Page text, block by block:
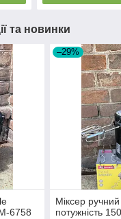
та новинки
6758
–29%
Міксер
потужність